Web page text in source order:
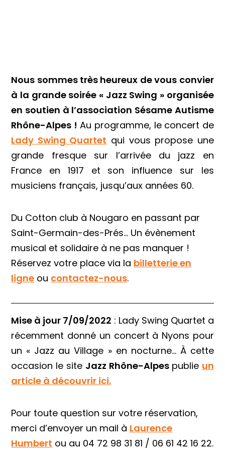
Nous sommes très heureux de vous convier
à la grande soirée « Jazz Swing » organisée
en soutien à l’association Sésame Autisme
Rhône-Alpes ! Au programme, le concert de
Lady Swing Quartet qui vous propose une
grande fresque sur l’arrivée du jazz en
France en 1917 et son influence sur les
musiciens français, jusqu’aux années 60.
Du Cotton club à Nougaro en passant par
Saint-Germain-des-Prés… Un évènement
musical et solidaire à ne pas manquer !
Réservez votre place via la billetterie en
ligne ou contactez-nous.
Mise à jour 7/09/2022 : Lady Swing Quartet a
récemment donné un concert à Nyons pour
un « Jazz au Village » en nocturne… À cette
occasion le site Jazz Rhône-Alpes publie un
article à découvrir ici.
Pour toute question sur votre réservation,
merci d’envoyer un mail à Laurence
Humbert ou au 04 72 98 31 81 / 06 61 42 16 22.